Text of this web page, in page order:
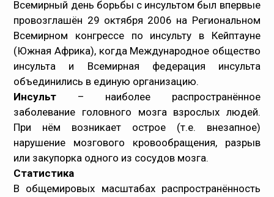
Статистика
Документи
Контакти
Карта сайта
Всемирный день борьбы с инсультом был впервые
провозглашён 29 октября 2006 на Региональном
Всемирном конгрессе по инсульту в Кейптауне
(Южная Африка), когда Международное общество
инсульта и Всемирная федерация инсульта
объединились в единую организацию.
Инсульт – наиболее распространённое
заболевание головного мозга взрослых людей.
При нём возникает острое (т.е. внезапное)
нарушение мозгового кровообращения, разрыв
или закупорка одного из сосудов мозга.
Статистика
В общемировых масштабах распространённость